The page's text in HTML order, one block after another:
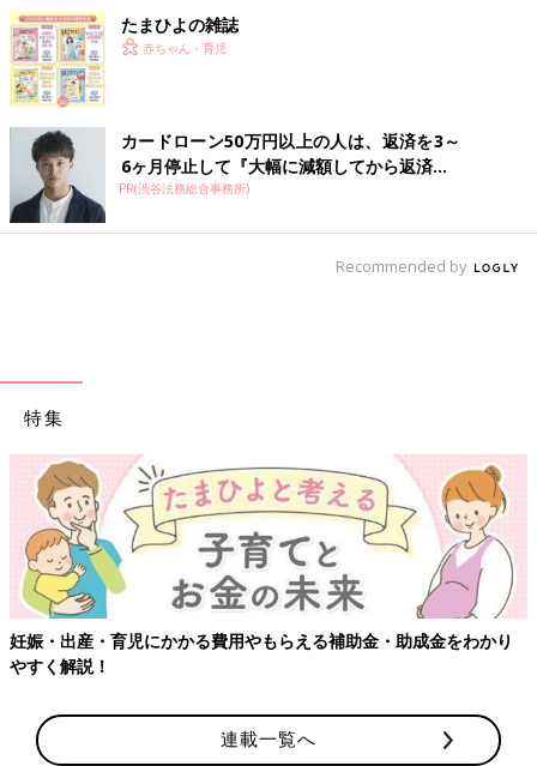
たまひよの雑誌
赤ちゃん・育児
カードローン50万円以上の人は、返済を3～
6ヶ月停止して『大幅に減額してから返済...
PR(渋谷法務総合事務所)
Recommended by
特集
児にかかる費用やもらえる補助金・助成金をわかり 【ワクチン接
連載一覧へ